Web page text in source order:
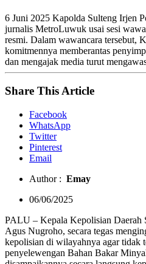
6 Juni 2025 Kapolda Sulteng Irjen
jurnalis MetroLuwuk usai sesi
resmi. Dalam wawancara tersebut,
komitmennya memberantas
dan mengajak media turut
Share This Article
Facebook
WhatsApp
Twitter
Pinterest
Email
Author : Emay
06/06/2025
PALU – Kepala Kepolisian Daerah
Agus Nugroho, secara tegas
kepolisian di wilayahnya agar tidak
penyelewengan Bahan Bakar